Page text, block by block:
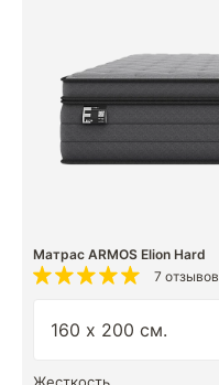
Матрас ARMOS Elion Hard
7 отзывов